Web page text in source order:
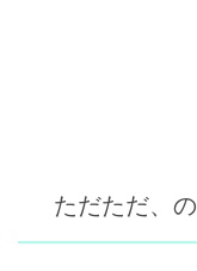
ただただ、